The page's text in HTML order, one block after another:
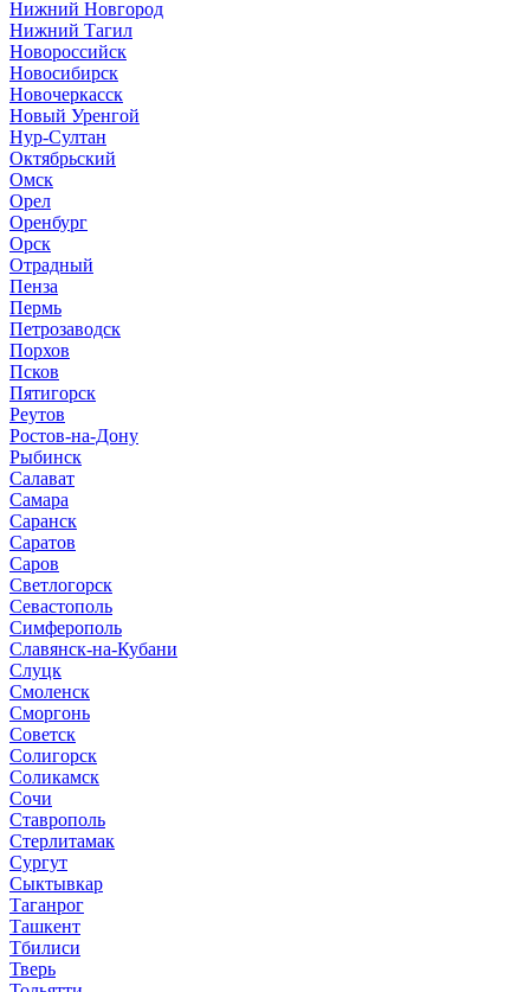
Нижний Новгород
Нижний Тагил
Новороссийск
Новосибирск
Новочеркасск
Новый Уренгой
Нур-Султан
Октябрьский
Омск
Орел
Оренбург
Орск
Отрадный
Пенза
Пермь
Петрозаводск
Порхов
Псков
Пятигорск
Реутов
Ростов-на-Дону
Рыбинск
Салават
Самара
Саранск
Саратов
Саров
Светлогорск
Севастополь
Симферополь
Славянск-на-Кубани
Слуцк
Смоленск
Сморгонь
Советск
Солигорск
Соликамск
Сочи
Ставрополь
Стерлитамак
Сургут
Сыктывкар
Таганрог
Ташкент
Тбилиси
Тверь